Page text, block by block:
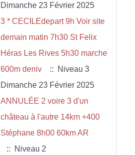
Dimanche 23 Février 2025
3 * CECILEdepart 9h Voir site
demain matin 7h30 St Felix
Héras Les Rives 5h30 marche
600m deniv
:: Niveau 3
Dimanche 23 Février 2025
ANNULÉE 2 voire 3 d'un
château à l'autre 14km +400
Stéphane 8h00 60km AR
:: Niveau 2